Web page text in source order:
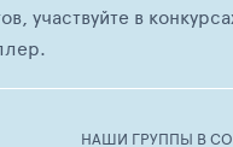
участвуйте в
НАШИ ГРУППЫ В